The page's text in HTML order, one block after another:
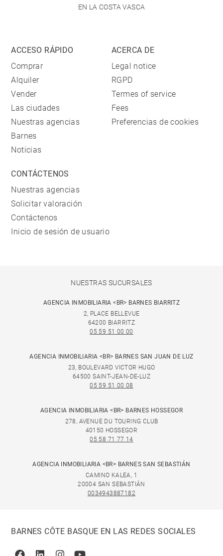
EN LA COSTA VASCA
ACCESO RÁPIDO
Comprar
Alquiler
Vender
Las ciudades
Nuestras agencias
Barnes
Noticias
ACERCA DE
Legal notice
RGPD
Termes of service
Fees
Preferencias de cookies
CONTÁCTENOS
Nuestras agencias
Solicitar valoración
Contáctenos
Inicio de sesión de usuario
NUESTRAS SUCURSALES
AGENCIA INMOBILIARIA <BR> BARNES BIARRITZ
2, PLACE BELLEVUE
64200 BIARRITZ
05 59 51 00 00
AGENCIA INMOBILIARIA <BR> BARNES SAN JUAN DE LUZ
23, BOULEVARD VICTOR HUGO
64500 SAINT-JEAN-DE-LUZ
05 59 51 00 08
AGENCIA INMOBILIARIA <BR> BARNES HOSSEGOR
278, AVENUE DU TOURING CLUB
40150 HOSSEGOR
05 58 71 77 14
AGENCIA INMOBILIARIA <BR> BARNES SAN SEBASTIÁN
CAMINO KALEA, 1
20004 SAN SEBASTIÁN
0034943887182
BARNES CÔTE BASQUE EN LAS REDES SOCIALES